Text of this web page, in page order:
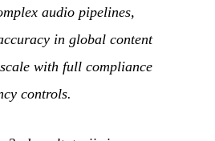
audio pipelines,
in global content
with full compliance
controls.